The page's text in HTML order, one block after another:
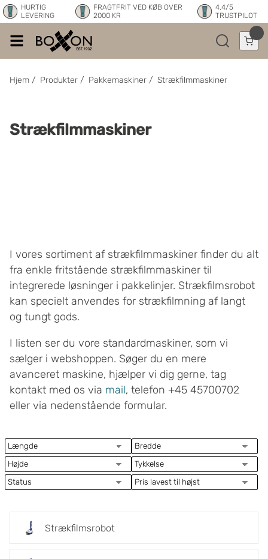
HURTIG
LEVERING
FRAGTFRIT VED KØB OVER
2000 KR
4.4/5
TRUSTPILOT
Hjem / Produkter / Pakkemaskiner / Strækfilmmaskiner
Strækfilmmaskiner
I vores sortiment af strækfilmmaskiner finder du alt
fra enkle fritstående strækfilmmaskiner til
integrerede løsninger i pakkelinjer. Strækfilmsrobot
kan specielt anvendes for strækfilmning af langt
og tungt gods.
I listen ser du vore standardmaskiner, som vi
sælger i webshoppen. Søger du en mere
avanceret maskine, hjælper vi dig gerne, tag
kontakt med os via mail, telefon +45 45700702
eller via nedenstående formular.
Strækfilmsrobot